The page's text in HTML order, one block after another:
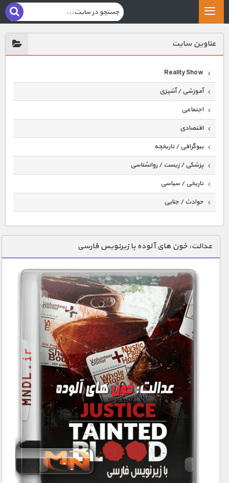
عناوين سايت
Reality Show
آموزشی / آشپزی
اجتماعی
اقتصادی
بیوگرافی / تاریخچه
پزشکی / زیست / روانشناسی
تاریخی / سیاسی
حوادث / جنایی
دنیای خوراکی ها
زمین شناسی / محیط زیست
سازه/ معماری/ مهندسی
سرگرمی
شناخت کودکان
طبیعت
علم و فناوری
فرهنگ / هنر
کیهان / نجوم
گردشگری
مسابقات / ورزشی
مستند های اختصاصی
عدالت: خون های آلوده با زیرنویس فارسی